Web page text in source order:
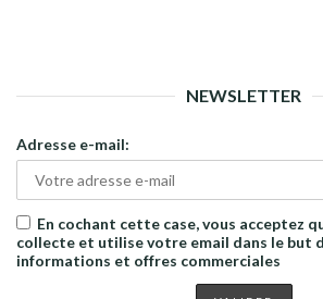
NEWSLETTER
Adresse e-mail:
En cochant cette case, vous acceptez
collecte et utilise votre email dans le but
informations et offres commerciales